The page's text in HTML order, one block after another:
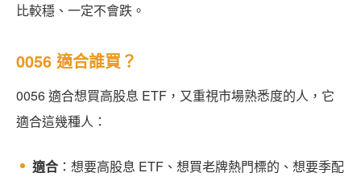
比較穩、一定不會跌。
0056 適合誰買？
0056 適合想買高股息 ETF，又重視市場熟悉度的人，它
適合這幾種人：
適合 ：想要高股息 ETF、想買老牌熱門標的、想要季配